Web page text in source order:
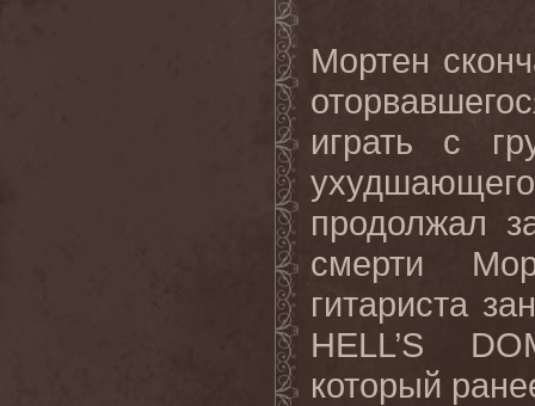
Мортен
играть с
продолжал
смерти
гитариста
HELL’S
который